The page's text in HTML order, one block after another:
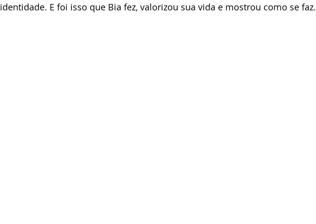
identidade. E foi isso que Bia fez, valorizou sua vida e mostrou como se faz.